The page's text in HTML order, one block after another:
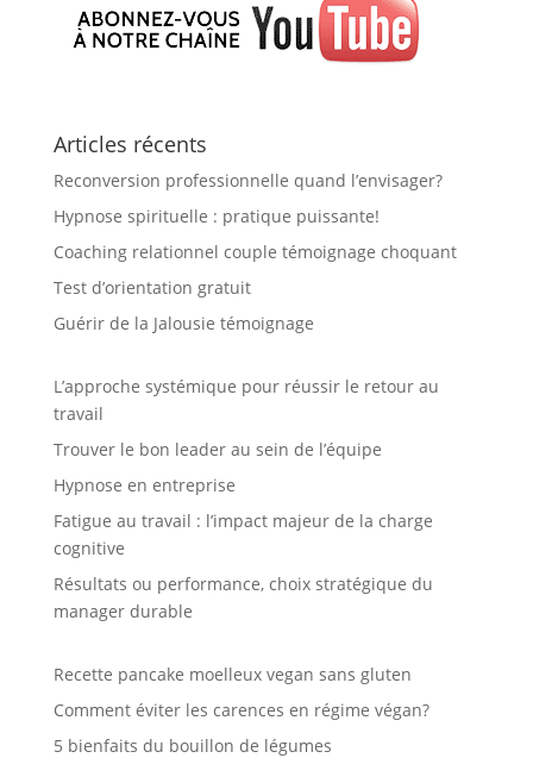
Articles récents
Reconversion professionnelle quand l’envisager?
Hypnose spirituelle : pratique puissante!
Coaching relationnel couple témoignage choquant
Test d’orientation gratuit
Guérir de la Jalousie témoignage
L’approche systémique pour réussir le retour au
travail
Trouver le bon leader au sein de l’équipe
Hypnose en entreprise
Fatigue au travail : l’impact majeur de la charge
cognitive
Résultats ou performance, choix stratégique du
manager durable
Recette pancake moelleux vegan sans gluten
Comment éviter les carences en régime végan?
5 bienfaits du bouillon de légumes